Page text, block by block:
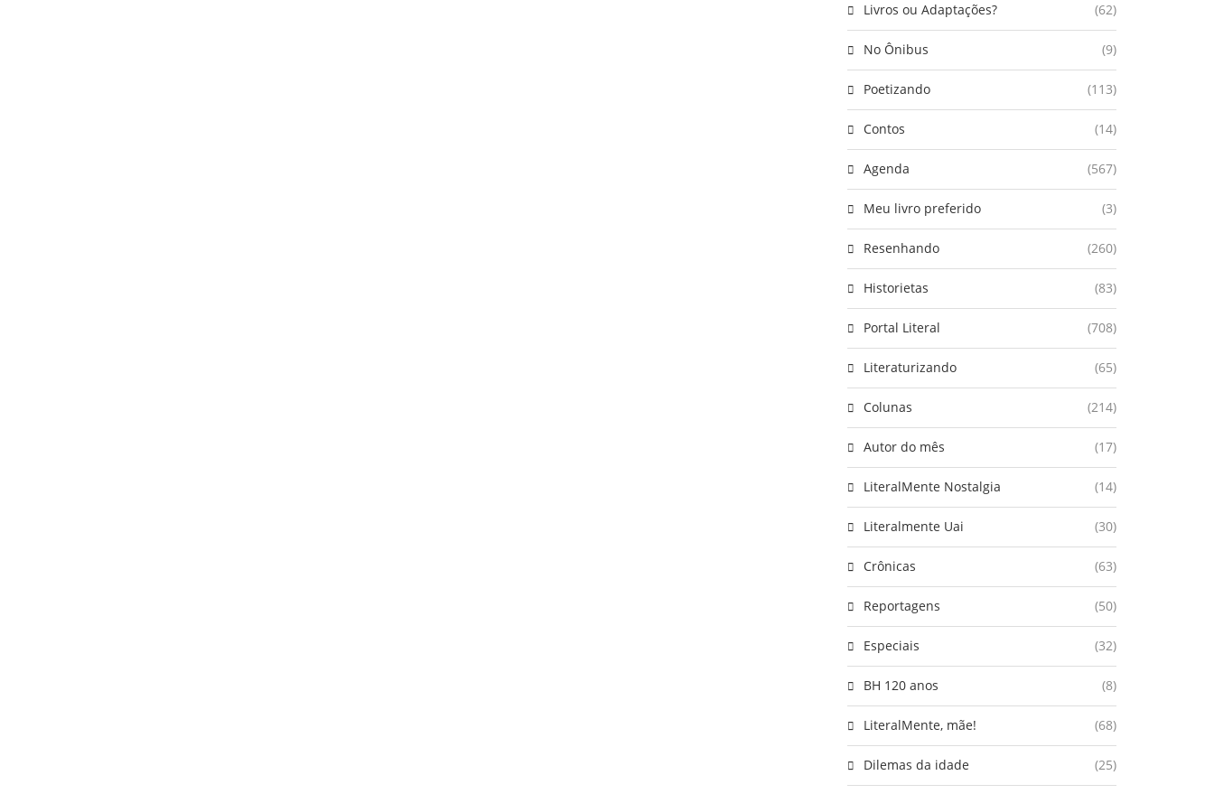
Livros ou Adaptações? (62)
No Ônibus (9)
Poetizando (113)
Contos (14)
Agenda (567)
Meu livro preferido (3)
Resenhando (260)
Historietas (83)
Portal Literal (708)
Literaturizando (65)
Colunas (214)
Autor do mês (17)
LiteralMente Nostalgia (14)
Literalmente Uai (30)
Crônicas (63)
Reportagens (50)
Especiais (32)
BH 120 anos (8)
LiteralMente, mãe! (68)
Dilemas da idade (25)